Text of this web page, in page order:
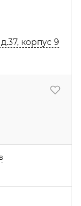
корпус 9